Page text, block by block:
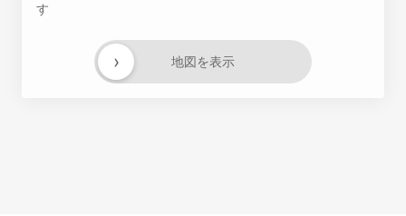
す
地図を表示
›